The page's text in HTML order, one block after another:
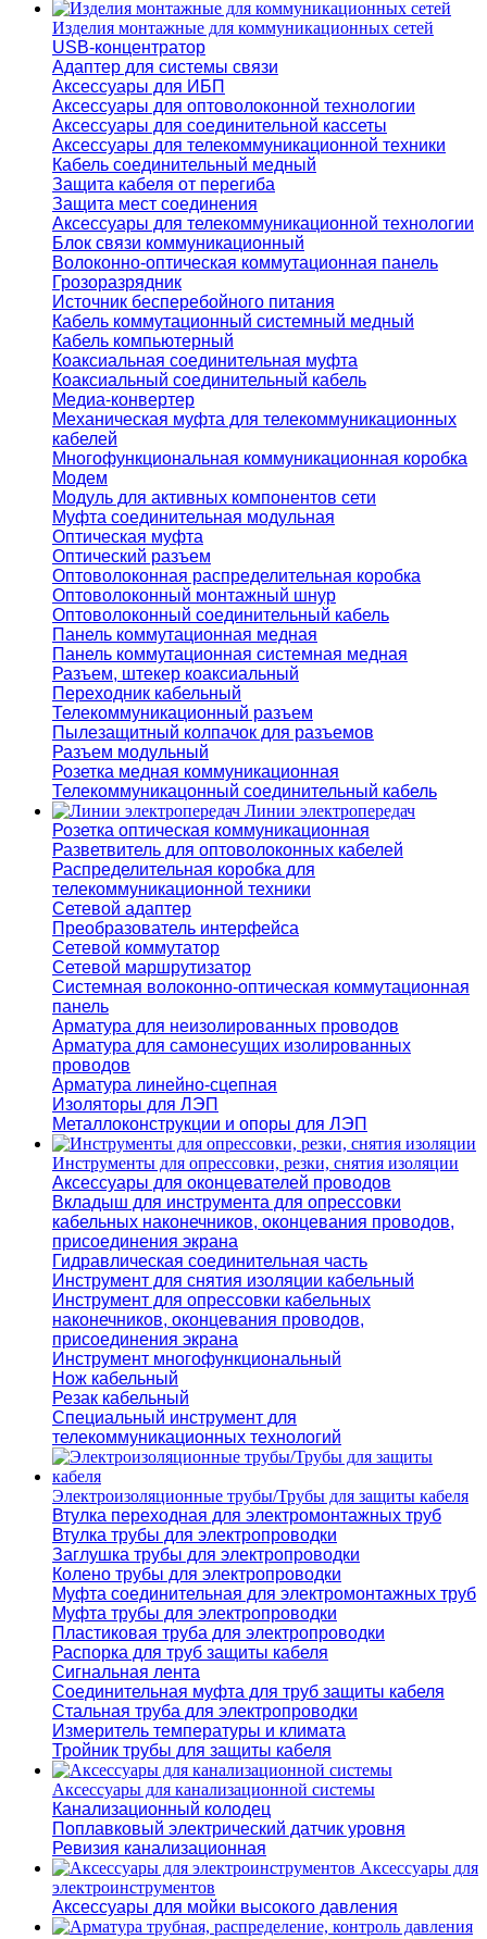
Изделия монтажные для коммуникационных сетей
USB-концентратор
Адаптер для системы связи
Аксессуары для ИБП
Аксессуары для оптоволоконной технологии
Аксессуары для соединительной кассеты
Аксессуары для телекоммуникационной техники
Кабель соединительный медный
Защита кабеля от перегиба
Защита мест соединения
Аксессуары для телекоммуникационной технологии
Блок связи коммуникационный
Волоконно-оптическая коммутационная панель
Грозоразрядник
Источник бесперебойного питания
Кабель коммутационный системный медный
Кабель компьютерный
Коаксиальная соединительная муфта
Коаксиальный соединительный кабель
Медиа-конвертер
Механическая муфта для телекоммуникационных
кабелей
Многофункциональная коммуникационная коробка
Модем
Модуль для активных компонентов сети
Муфта соединительная модульная
Оптическая муфта
Оптический разъем
Оптоволоконная распределительная коробка
Оптоволоконный монтажный шнур
Оптоволоконный соединительный кабель
Панель коммутационная медная
Панель коммутационная системная медная
Разъем, штекер коаксиальный
Переходник кабельный
Телекоммуникационный разъем
Пылезащитный колпачок для разъемов
Разъем модульный
Розетка медная коммуникационная
Телекоммуникацонный соединительный кабель
Линии электропередач
Розетка оптическая коммуникационная
Разветвитель для оптоволоконных кабелей
Распределительная коробка для
телекоммуникационной техники
Сетевой адаптер
Преобразователь интерфейса
Сетевой коммутатор
Сетевой маршрутизатор
Системная волоконно-оптическая коммутационная
панель
Арматура для неизолированных проводов
Арматура для самонесущих изолированных
проводов
Арматура линейно-сцепная
Изоляторы для ЛЭП
Металлоконструкции и опоры для ЛЭП
Инструменты для опрессовки, резки, снятия изоляции
Аксессуары для оконцевателей проводов
Вкладыш для инструмента для опрессовки
кабельных наконечников, оконцевания проводов,
присоединения экрана
Гидравлическая соединительная часть
Инструмент для снятия изоляции кабельный
Инструмент для опрессовки кабельных
наконечников, оконцевания проводов,
присоединения экрана
Инструмент многофункциональный
Нож кабельный
Резак кабельный
Специальный инструмент для
телекоммуникационных технологий
Электроизоляционные трубы/Трубы для защиты кабеля
Втулка переходная для электромонтажных труб
Втулка трубы для электропроводки
Заглушка трубы для электропроводки
Колено трубы для электропроводки
Муфта соединительная для электромонтажных труб
Муфта трубы для электропроводки
Пластиковая труба для электропроводки
Распорка для труб защиты кабеля
Сигнальная лента
Соединительная муфта для труб защиты кабеля
Стальная труба для электропроводки
Измеритель температуры и климата
Тройник трубы для защиты кабеля
Аксессуары для канализационной системы
Канализационный колодец
Поплавковый электрический датчик уровня
Ревизия канализационная
Аксессуары для
электроинструментов
Аксессуары для мойки высокого давления